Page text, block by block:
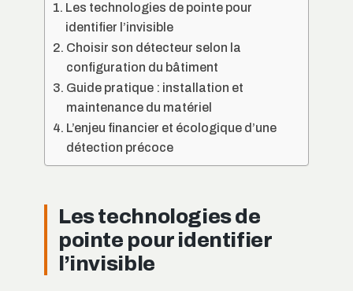
Les technologies de pointe pour
identifier l’invisible
Choisir son détecteur selon la
configuration du bâtiment
Guide pratique : installation et
maintenance du matériel
L’enjeu financier et écologique d’une
détection précoce
Les technologies de
pointe pour identifier
l’invisible